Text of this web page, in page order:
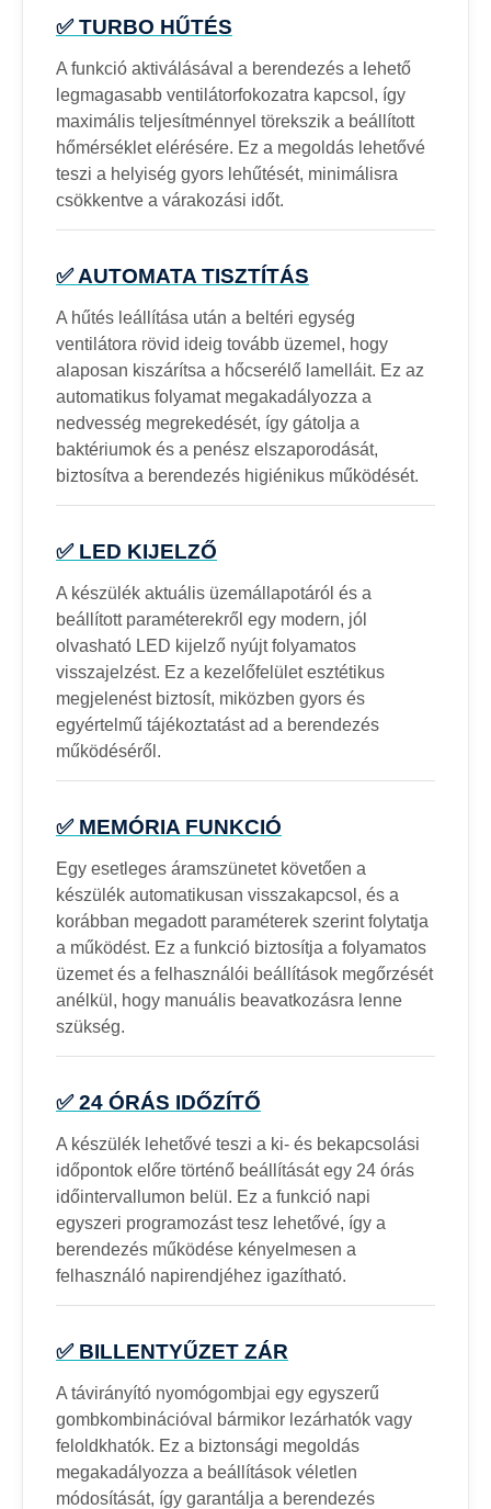
✅ TURBO HŰTÉS
A funkció aktiválásával a berendezés a lehető
legmagasabb ventilátorfokozatra kapcsol, így
maximális teljesítménnyel törekszik a beállított
hőmérséklet elérésére. Ez a megoldás lehetővé
teszi a helyiség gyors lehűtését, minimálisra
csökkentve a várakozási időt.
✅ AUTOMATA TISZTÍTÁS
A hűtés leállítása után a beltéri egység
ventilátora rövid ideig tovább üzemel, hogy
alaposan kiszárítsa a hőcserélő lamelláit. Ez az
automatikus folyamat megakadályozza a
nedvesség megrekedését, így gátolja a
baktériumok és a penész elszaporodását,
biztosítva a berendezés higiénikus működését.
✅ LED KIJELZŐ
A készülék aktuális üzemállapotáról és a
beállított paraméterekről egy modern, jól
olvasható LED kijelző nyújt folyamatos
visszajelzést. Ez a kezelőfelület esztétikus
megjelenést biztosít, miközben gyors és
egyértelmű tájékoztatást ad a berendezés
működéséről.
✅ MEMÓRIA FUNKCIÓ
Egy esetleges áramszünetet követően a
készülék automatikusan visszakapcsol, és a
korábban megadott paraméterek szerint folytatja
a működést. Ez a funkció biztosítja a folyamatos
üzemet és a felhasználói beállítások megőrzését
anélkül, hogy manuális beavatkozásra lenne
szükség.
✅ 24 ÓRÁS IDŐZÍTŐ
A készülék lehetővé teszi a ki- és bekapcsolási
időpontok előre történő beállítását egy 24 órás
időintervallumon belül. Ez a funkció napi
egyszeri programozást tesz lehetővé, így a
berendezés működése kényelmesen a
felhasználó napirendjéhez igazítható.
✅ BILLENTYŰZET ZÁR
A távirányító nyomógombjai egy egyszerű
gombkombinációval bármikor lezárhatók vagy
feloldkhatók. Ez a biztonsági megoldás
megakadályozza a beállítások véletlen
módosítását, így garantálja a berendezés